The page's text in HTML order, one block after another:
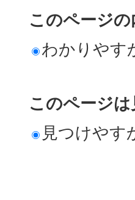
このページ
わかりやす
このページ
見つけやす